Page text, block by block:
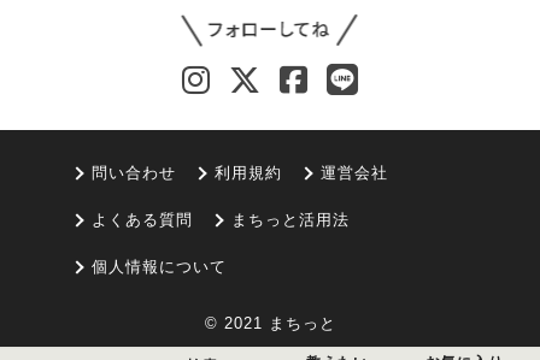
問い合わせ 利用規約 運営会社
よくある質問 まちっと活用法
個人情報について
© 2021 まちっと